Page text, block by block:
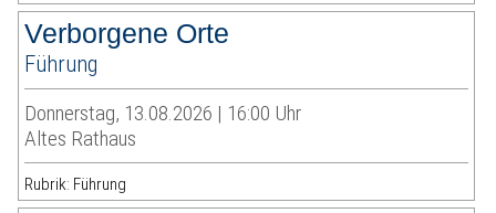
Verborgene Orte
Führung
Donnerstag, 13.08.2026 | 16:00 Uhr
Altes Rathaus
Rubrik: Führung